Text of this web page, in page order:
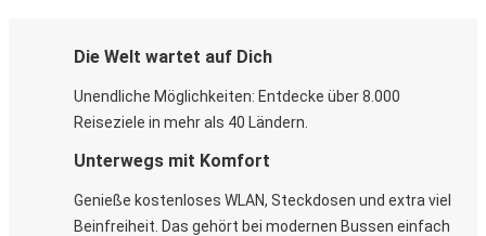
Die Welt wartet auf Dich
Unendliche Möglichkeiten: Entdecke über 8.000
Reiseziele in mehr als 40 Ländern.
Unterwegs mit Komfort
Genieße kostenloses WLAN, Steckdosen und extra viel
Beinfreiheit. Das gehört bei modernen Bussen einfach